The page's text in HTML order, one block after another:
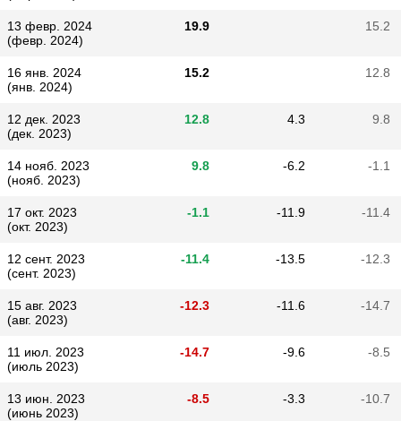
13 февр. 2024
(февр. 2024)
19.9 15.2
16 янв. 2024
(янв. 2024)
15.2 12.8
12 дек. 2023
(дек. 2023)
12.8 4.3 9.8
14 нояб. 2023
(нояб. 2023)
9.8 -6.2 -1.1
17 окт. 2023
(окт. 2023)
-1.1 -11.9 -11.4
12 сент. 2023
(сент. 2023)
-11.4 -13.5 -12.3
15 авг. 2023
(авг. 2023)
-12.3 -11.6 -14.7
11 июл. 2023
(июль 2023)
-14.7 -9.6 -8.5
13 июн. 2023
(июнь 2023)
-8.5 -3.3 -10.7